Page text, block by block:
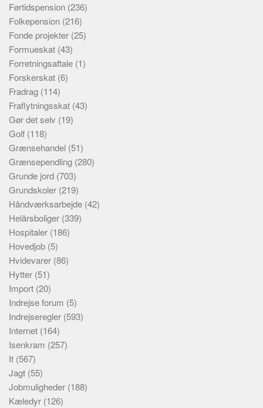
Førtidspension (236)
Folkepension (216)
Fonde projekter (25)
Formueskat (43)
Forretningsaftale (1)
Forskerskat (6)
Fradrag (114)
Fraflytningsskat (43)
Gør det selv (19)
Golf (118)
Grænsehandel (51)
Grænsependling (280)
Grunde jord (703)
Grundskoler (219)
Håndværksarbejde (42)
Helårsboliger (339)
Hospitaler (186)
Hovedjob (5)
Hvidevarer (86)
Hytter (51)
Import (20)
Indrejse forum (5)
Indrejseregler (593)
Internet (164)
Isenkram (257)
It (567)
Jagt (55)
Jobmuligheder (188)
Kæledyr (126)